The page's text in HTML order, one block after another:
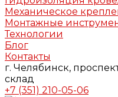
Механическое
Монтажные
Технологии
Блог
Контакты
г. Челябинск,
склад
+7 (351) 210-05-06